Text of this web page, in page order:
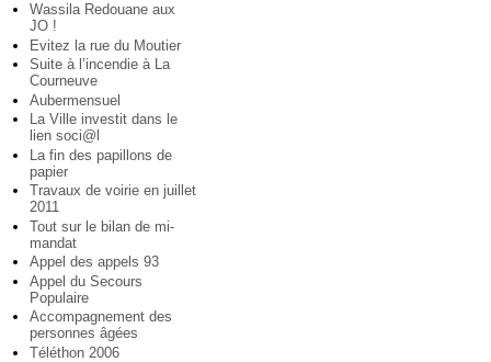
Wassila Redouane aux
JO !
Evitez la rue du Moutier
Suite à l’incendie à La
Courneuve
Aubermensuel
La Ville investit dans le
lien soci@l
La fin des papillons de
papier
Travaux de voirie en juillet
2011
Tout sur le bilan de mi-
mandat
Appel des appels 93
Appel du Secours
Populaire
Accompagnement des
personnes âgées
Téléthon 2006